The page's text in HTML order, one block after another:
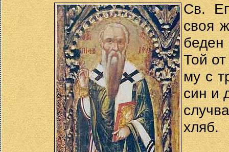
Св.
своя
Той
му с
син и
хляб.